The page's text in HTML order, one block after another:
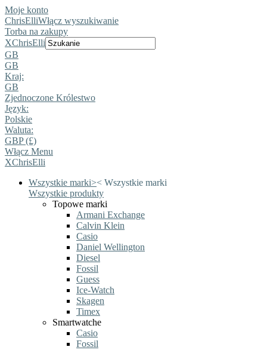
Moje konto
ChrisElliWłącz wyszukiwanie
Torba na zakupy
XChrisElli
GB
GB
Kraj:
GB
Zjednoczone Królestwo
Język:
Polskie
Waluta:
GBP (£)
Włącz Menu
XChrisElli
Wszystkie marki>< Wszystkie marki
Wszystkie produkty
Topowe marki
Armani Exchange
Calvin Klein
Casio
Daniel Wellington
Diesel
Fossil
Guess
Ice-Watch
Skagen
Timex
Smartwatche
Casio
Fossil